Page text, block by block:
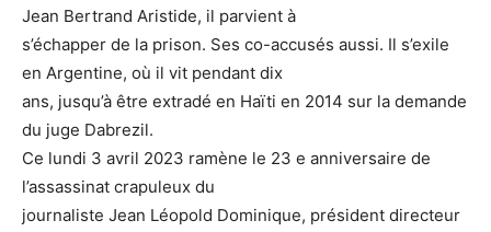
Jean Bertrand Aristide, il parvient à
s’échapper de la prison. Ses co-accusés aussi. Il s’exile
en Argentine, où il vit pendant dix
ans, jusqu’à être extradé en Haïti en 2014 sur la demande
du juge Dabrezil.
Ce lundi 3 avril 2023 ramène le 23 e anniversaire de
l’assassinat crapuleux du
journaliste Jean Léopold Dominique, président directeur